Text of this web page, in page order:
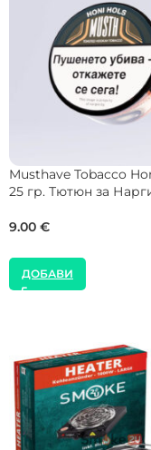
DARKSIDE Tobacco
Applecot 25 гр.
9.00 €
ДОБАВИ